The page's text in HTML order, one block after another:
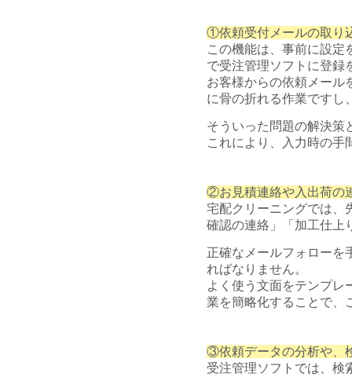
①依頼受付メールの取り
この機能は、事前に設定
で受注管理ソフトに登録
お客様からの依頼メール
に骨の折れる作業ですし
そういった問題の解決
これにより、入力時の手
②お見積連絡や入出荷の
宅配クリーニングでは、
確認の連絡」「加工仕上
正確なメールフォローを
ればなりません。
よく使う文面をテンプレ
業を簡略化することで、
③依頼データの分析や、
受注管理ソフトでは、検